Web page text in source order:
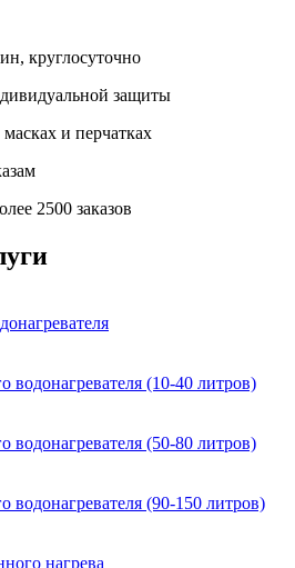
круглосуточно
и перчатках
2500 заказов
водонагревателя (10-40 литров)
водонагревателя (50-80 литров)
водонагревателя (90-150 литров)
нагрева